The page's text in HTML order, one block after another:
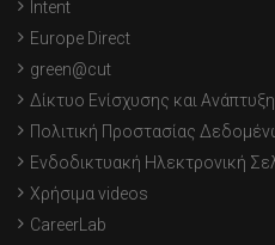
Intent
Europe Direct
green@cut
Δίκτυο Ενίσχυσης και
Πολιτική Προστασίας
Ενδοδικτυακή Ηλεκτρονική
Χρήσιμα videos
CareerLab